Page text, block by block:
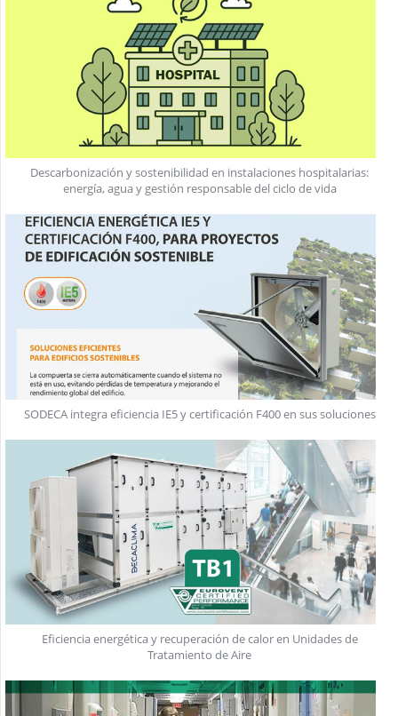
Descarbonización y sostenibilidad en instalaciones hospitalarias:
energía, agua y gestión responsable del ciclo de vida
SODECA integra eficiencia IE5 y certificación F400 en sus soluciones
Eficiencia energética y recuperación de calor en Unidades de
Tratamiento de Aire